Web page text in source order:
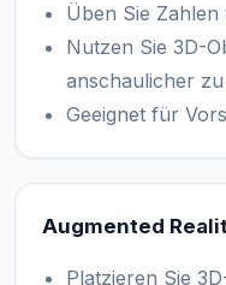
Üben Sie Zahlen
Nutzen Sie 3D-
anschaulicher
Geeignet für
Augmented
Platzieren Sie